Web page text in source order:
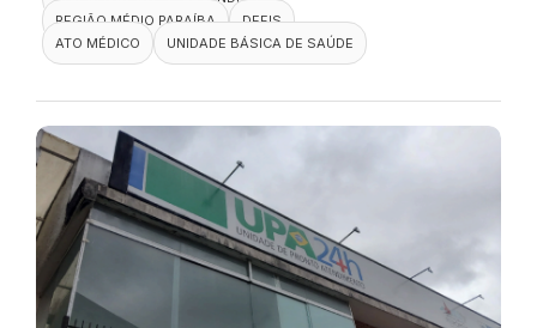
REGIÃO MÉDIO PARAÍBA
DEFIS
ATO MÉDICO
UNIDADE BÁSICA DE SAÚDE